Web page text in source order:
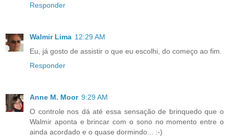
Responder
Walmir Lima 12:29 AM
Eu, já gosto de assistir o que eu escolhi, do começo ao fim.
Responder
Anne M. Moor 9:29 AM
O controle nos dá até essa sensação de brinquedo que o
Walmir aponta e brincar com o sono no momento entre o
ainda acordado e o quase dormindo... :-)